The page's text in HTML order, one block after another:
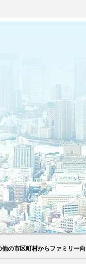
他の市区町村からファミリー